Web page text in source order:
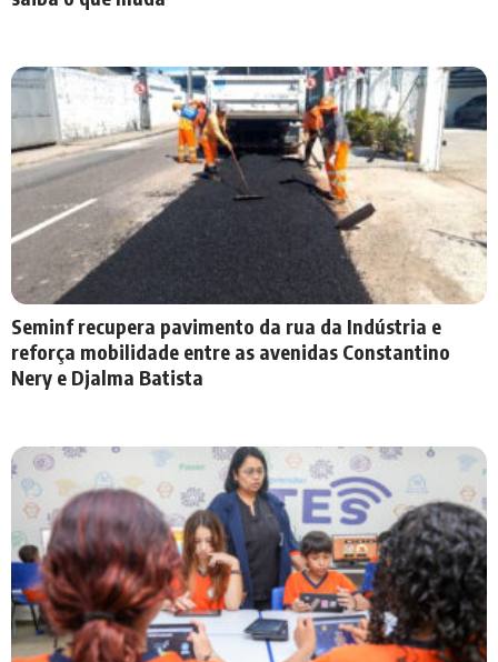
Seminf recupera pavimento da rua da Indústria e
reforça mobilidade entre as avenidas Constantino
Nery e Djalma Batista